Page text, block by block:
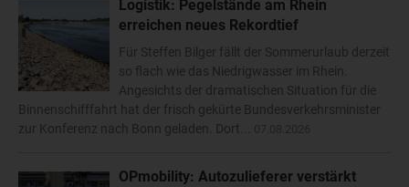
Logistik: Pegelstände am Rhein
erreichen neues Rekordtief
Für Steffen Bilger fällt der Sommerurlaub derzeit
so flach wie das Niedrigwasser im Rhein.
Angesichts der dramatischen Situation für die
Binnenschifffahrt hat der frisch gekürte Bundesverkehrsminister
zur Konferenz nach Bonn geladen. Dort...
OPmobility: Autozulieferer verstärkt